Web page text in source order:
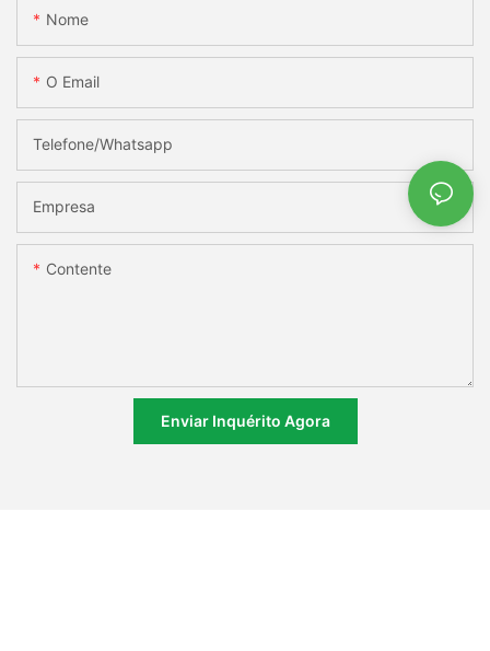
Nome
O Email
Telefone/whatsapp
Empresa
Contente
Enviar Inquérito Agora